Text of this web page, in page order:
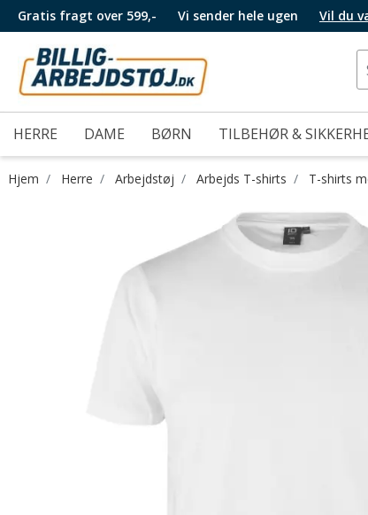
Gratis fragt over 599,- Vi sender hele ugen Vil du
HERRE DAME BØRN TILBEHØR &
Hjem Herre Arbejdstøj Arbejds T-shirts T-shirts